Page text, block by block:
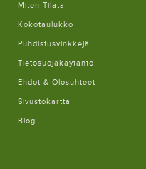
Miten Tilata
Kokotaulukko
Puhdistusvinkkejä
Tietosuojakäytäntö
Ehdot & Olosuhteet
Sivustokartta
Blog